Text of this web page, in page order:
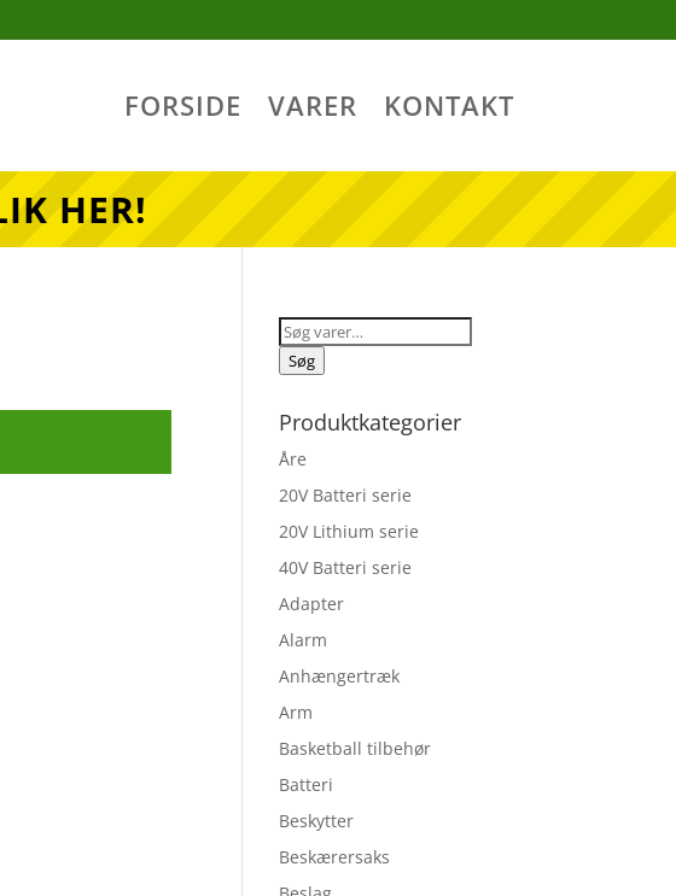
FORSIDE VARER KONTAKT
HER!
Søg
efter:
Søg
Produktkategorier
Åre
20V Batteri serie
20V Lithium serie
40V Batteri serie
Adapter
Alarm
Anhængertræk
Arm
Basketball tilbehør
Batteri
Beskytter
Beskærersaks